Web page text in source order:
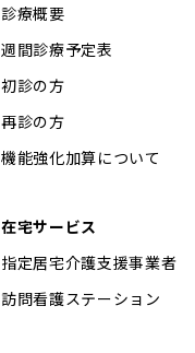
診療概要
週間診療予定表
初診の方
再診の方
機能強化加算について
在宅サービス
指定居宅介護支援事業者
訪問看護ステーション